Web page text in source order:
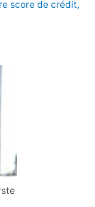
score de crédit,